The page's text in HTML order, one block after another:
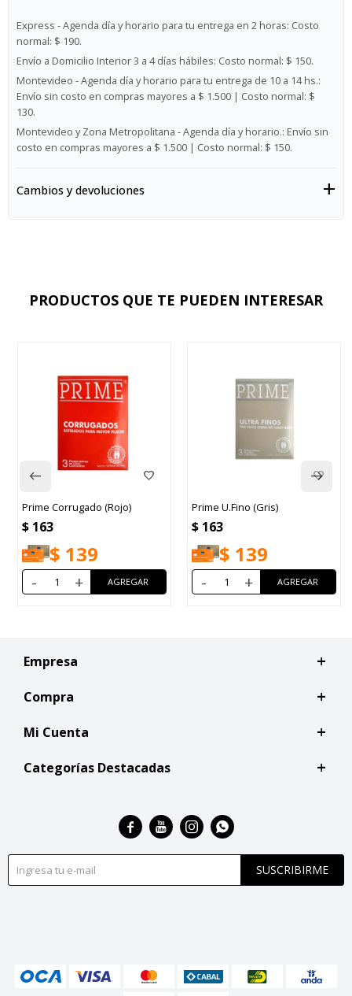
Express - Agenda día y horario para tu entrega en 2 horas: Costo
normal: $ 190.
Envío a Domicilio Interior 3 a 4 días hábiles: Costo normal: $ 150.
Montevideo - Agenda día y horario para tu entrega de 10 a 14 hs.:
Envío sin costo en compras mayores a $ 1.500 | Costo normal: $
130.
Montevideo y Zona Metropolitana - Agenda día y horario.: Envío sin
costo en compras mayores a $ 1.500 | Costo normal: $ 150.
Cambios y devoluciones
PRODUCTOS QUE TE PUEDEN INTERESAR
Prime Corrugado (Rojo)
$ 163
$ 139
- +
Prime U.Fino (Gris)
$ 163
$ 139
- +
Empresa
Compra
Mi Cuenta
Categorías Destacadas
SUSCRIBIRME
   